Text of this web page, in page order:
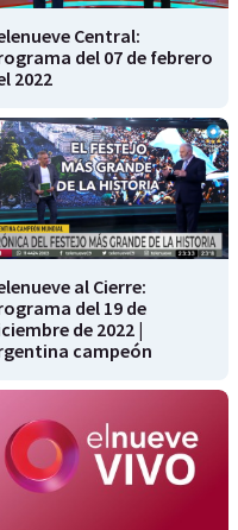
Central:
del 07 de febrero
2022
al Cierre:
del 19 de
de 2022 |
campeón